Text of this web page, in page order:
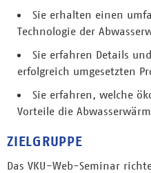
Sie erhalten einen
Technologie der
Sie erfahren Details
erfolgreich umgesetzten
Sie erfahren, welche
Vorteile die
ZIELGRUPPE
Das VKU-Web-Seminar